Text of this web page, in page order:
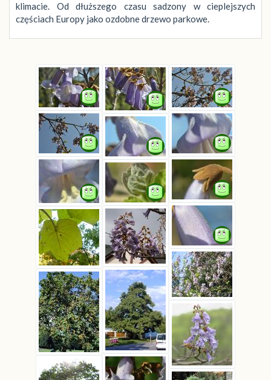
klimacie. Od dłuższego czasu sadzony w cieplejszych
częściach Europy jako ozdobne drzewo parkowe.